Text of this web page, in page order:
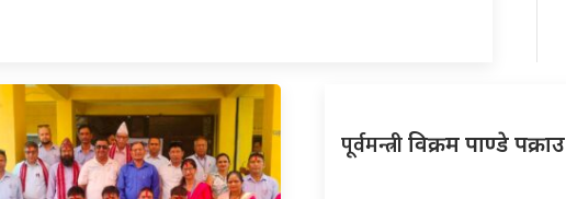
पूर्वमन्त्रीविक्रम पाण्डे पक्राउ